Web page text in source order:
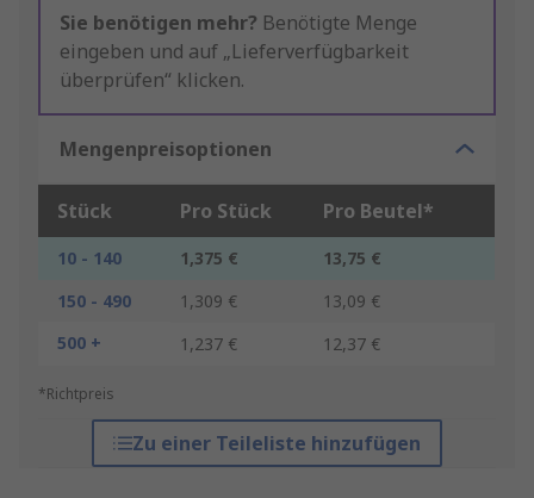
Sie benötigen mehr? Benötigte Menge
eingeben und auf „Lieferverfügbarkeit
überprüfen“ klicken.
Mengenpreisoptionen
Stück Pro Stück Pro Beutel*
10 - 140 1,375 €
13,75 €
150 - 490
1,309 €
13,09 €
500 +
1,237 € 12,37 €
*Richtpreis
Zu einer Teileliste hinzufügen